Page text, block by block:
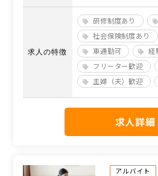
求人の特徴
研修制度あり
社会保険制度あり
車通勤可
経
フリーター歓迎
主婦（夫）歓迎
求人詳細
アルバイト